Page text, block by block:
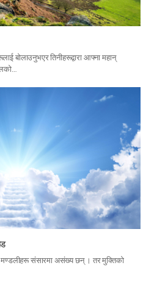
बोलाउनुभएर तिनीहरूद्वारा आफ्ना महान्
मण्डलीहरू संसारमा असंख्य छन् । तर मुक्तिको